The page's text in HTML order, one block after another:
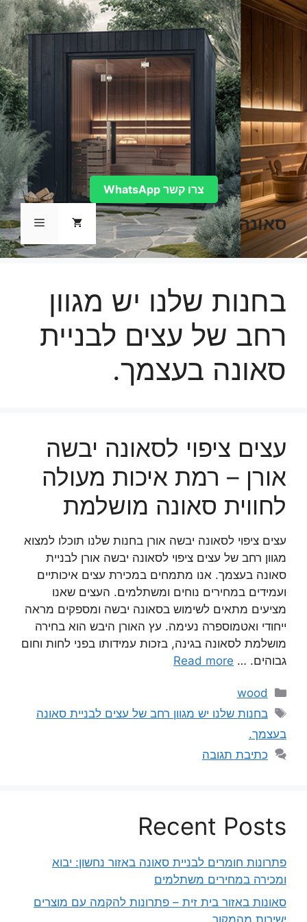
לדלג
לתוכן
סאונה תפריט
צרו קשר WhatsApp
בחנות שלנו יש מגוון
רחב של עצים לבניית
סאונה בעצמך.
עצים ציפוי לסאונה יבשה
אורן – רמת איכות מעולה
לחווית סאונה מושלמת
עצים ציפוי לסאונה יבשה אורן בחנות שלנו תוכלו למצוא
מגוון רחב של עצים ציפוי לסאונה יבשה אורן לבניית
סאונה בעצמך. אנו מתמחים במכירת עצים איכותיים
ועמידים במחירים נוחים ומשתלמים. העצים שאנו
מציעים מתאים לשימוש בסאונה יבשה ומספקים מראה
ייחודי ואטמוספרה נעימה. עץ האורן היבש הוא בחירה
מושלמת לסאונה בגינה, בזכות עמידותו בפני לחות וחום
גבוהים. … Read more
קטגוריות
wood
תגיות
בחנות שלנו יש מגוון רחב של עצים לבניית סאונה
בעצמך.
כתיבת תגובה
Recent Posts
פתרונות חומרים לבניית סאונה באזור נחשון: יבוא
ומכירה במחירים משתלמים
סאונות באזור בית זית – פתרונות להקמה עם מוצרים